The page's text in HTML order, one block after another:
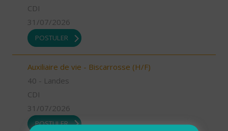
CDI
31/07/2026
POSTULER
Auxiliaire de vie - Biscarrosse (H/F)
40 - Landes
CDI
31/07/2026
POSTULER